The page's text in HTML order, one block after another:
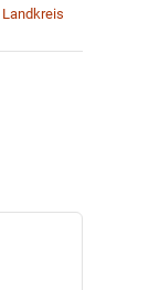
Landkreis